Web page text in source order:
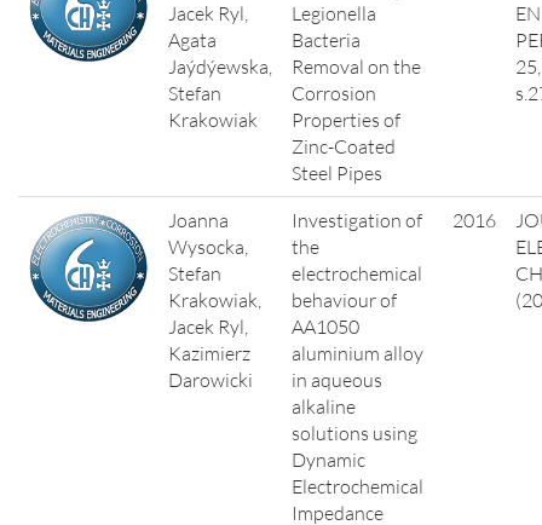
Jacek Ryl,
Agata
Jaýdýewska,
Stefan
Krakowiak
Legionella
Bacteria
Removal on the
Corrosion
Properties of
Zinc-Coated
Steel Pipes
Joanna
Wysocka,
Stefan
Krakowiak,
Jacek Ryl,
Kazimierz
Darowicki
Investigation of
the
electrochemical
behaviour of
AA1050
aluminium alloy
in aqueous
alkaline
solutions using
Dynamic
Electrochemical
Impedance
2016